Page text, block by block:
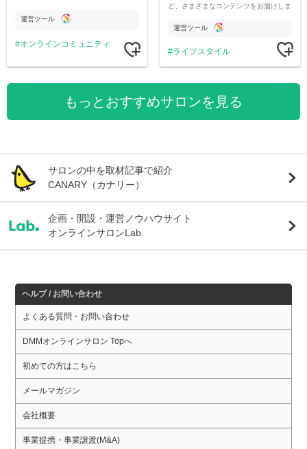
公開。
運営ツール
オンラインコミュニティ
ど、さまざまなコンテンツをお届けしま
運営ツール
ライフスタイル
もっとおすすめサロンを見る
サロンの中を取材記事で紹介
CANARY（カナリー）
企画・開設・運営ノウハウサイト
オンラインサロンLab.
ヘルプ / お問い合わせ
よくある質問・お問い合わせ
DMMオンラインサロン Topへ
初めての方はこちら
メールマガジン
会社概要
事業提携・事業譲渡(M&A)